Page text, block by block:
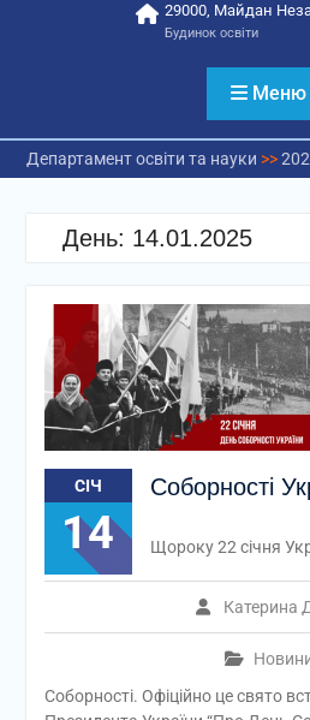
29000, Майдан
Будинок освіти
Меню
Департамент освіти та науки >>
День: 14.01.2025
СІЧ
14
Соборності
Катерина
Щороку 22 січня
Соборності. Офіційно це свято